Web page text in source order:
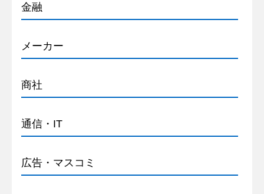
金融
メーカー
商社
通信・IT
広告・マスコミ